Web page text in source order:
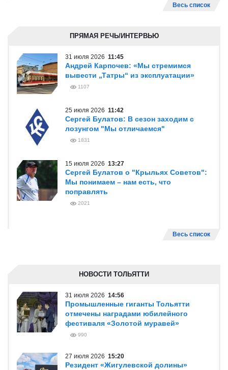
Весь список
ПРЯМАЯ РЕЧЬ/ИНТЕРВЬЮ
31 июля 2026 11:45
Андрей Карпочев: «Мы стремимся
вывести „Татры“ из эксплуатации»
1107
25 июля 2026 11:42
Сергей Булатов: В сезон заходим с
лозунгом "Мы отличаемся"
1831
15 июля 2026 13:27
Сергей Булатов о "Крыльях Советов":
Мы понимаем – нам есть, что
поправлять
2021
Весь список
НОВОСТИ ТОЛЬЯТТИ
31 июля 2026 14:56
Промышленные гиганты Тольятти
отмечены наградами юбилейного
фестиваля «Золотой муравей»
990
27 июля 2026 15:20
Резидент «Жигулевской долины»